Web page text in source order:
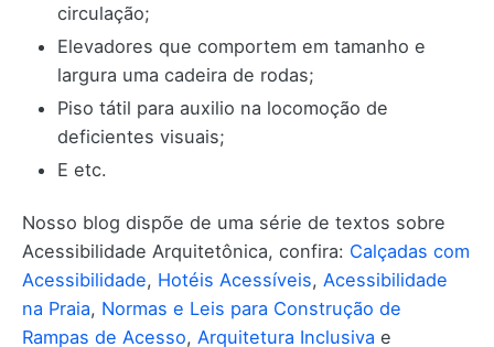
circulação;
Elevadores que comportem em tamanho e
largura uma cadeira de rodas;
Piso tátil para auxilio na locomoção de
deficientes visuais;
E etc.
Nosso blog dispõe de uma série de textos sobre
Acessibilidade Arquitetônica, confira: Calçadas com
Acessibilidade, Hotéis Acessíveis, Acessibilidade
na Praia, Normas e Leis para Construção de
Rampas de Acesso, Arquitetura Inclusiva e